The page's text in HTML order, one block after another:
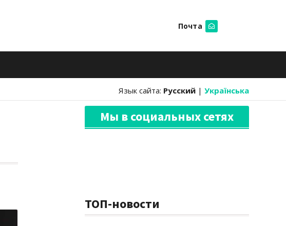
Почта
Язык сайта: Русский | Українська
Мы в социальных сетях
ТОП-новости